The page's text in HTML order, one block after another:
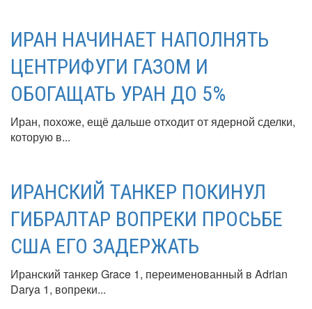
ИРАН НАЧИНАЕТ НАПОЛНЯТЬ
ЦЕНТРИФУГИ ГАЗОМ И
ОБОГАЩАТЬ УРАН ДО 5%
Иран, похоже, ещё дальше отходит от ядерной сделки,
которую в...
ИРАНСКИЙ ТАНКЕР ПОКИНУЛ
ГИБРАЛТАР ВОПРЕКИ ПРОСЬБЕ
США ЕГО ЗАДЕРЖАТЬ
Иранский танкер Grace 1, переименованный в Adrian
Darya 1, вопреки...